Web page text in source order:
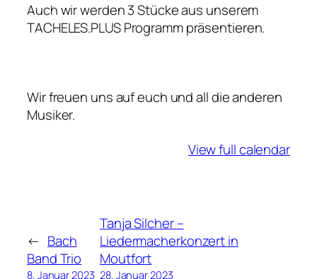
l
T
T
r
Auch wir werden 3 Stücke aus unserem
TACHELES.PLUS Programm präsentieren.
Wir freuen uns auf euch und all die anderen
Musiker.
View full calendar
← Bach
Band Trio
8. Januar 2023
Tanja Silcher –
Liedermacherkonzert in
Moutfort
28. Januar 2023